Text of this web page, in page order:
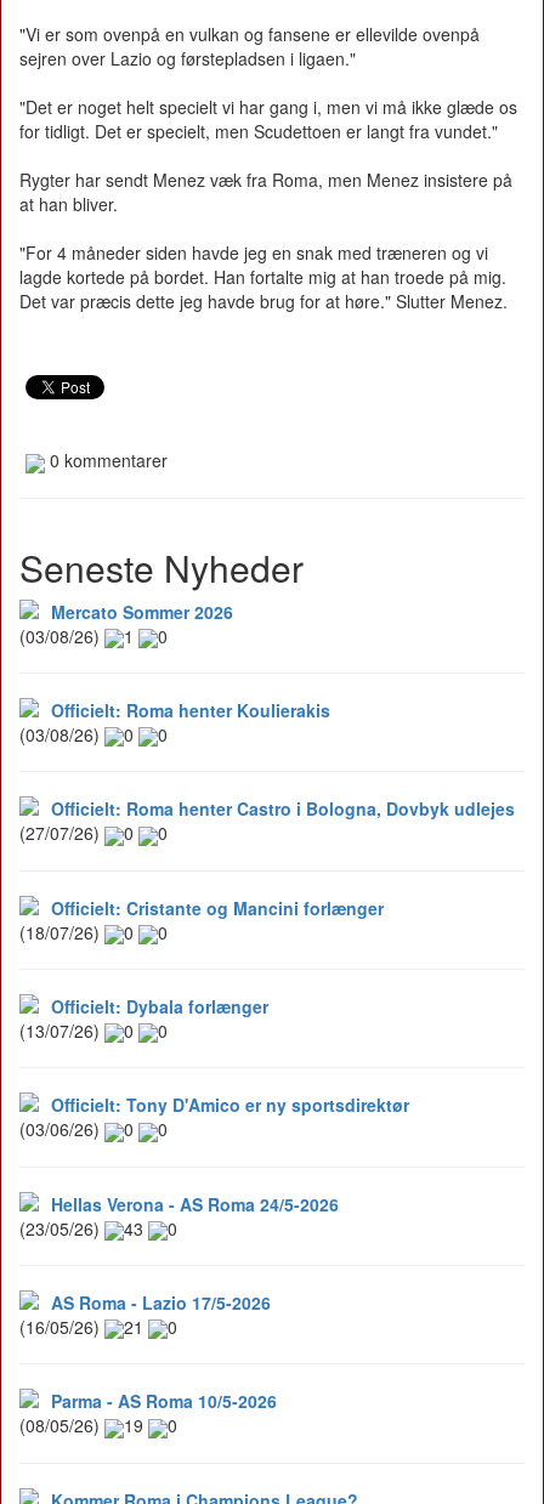
"Vi er som ovenpå en vulkan og fansene er ellevilde ovenpå
sejren over Lazio og førstepladsen i ligaen."
"Det er noget helt specielt vi har gang i, men vi må ikke glæde os
for tidligt. Det er specielt, men Scudettoen er langt fra vundet."
Rygter har sendt Menez væk fra Roma, men Menez insistere på
at han bliver.
"For 4 måneder siden havde jeg en snak med træneren og vi
lagde kortede på bordet. Han fortalte mig at han troede på mig.
Det var præcis dette jeg havde brug for at høre." Slutter Menez.
0 kommentarer
Seneste Nyheder
Mercato Sommer 2026
(03/08/26)
1 0
Officielt: Roma henter Koulierakis
(03/08/26)
0 0
Officielt: Roma henter Castro i Bologna, Dovbyk udlejes
(27/07/26)
0 0
Officielt: Cristante og Mancini forlænger
(18/07/26)
0 0
Officielt: Dybala forlænger
(13/07/26)
0 0
Officielt: Tony D'Amico er ny sportsdirektør
(03/06/26)
0 0
Hellas Verona - AS Roma 24/5-2026
(23/05/26)
43 0
AS Roma - Lazio 17/5-2026
(16/05/26)
21 0
Parma - AS Roma 10/5-2026
(08/05/26)
19 0